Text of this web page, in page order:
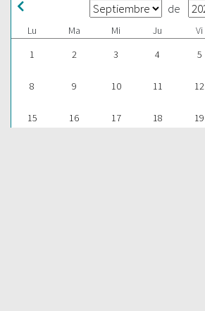
de
Lu Ma Mi Ju Vi
1
2 3 4 5
8 9 10 11 12
15 16 17 18 19